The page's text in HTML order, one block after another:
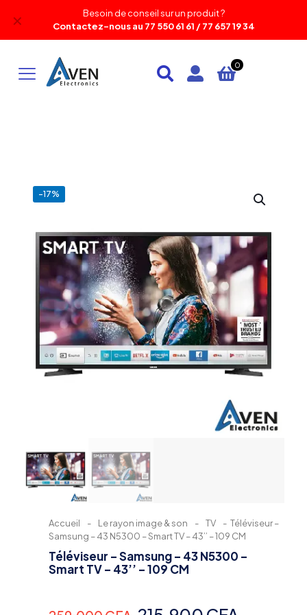
Besoin de conseil sur un produit ?
Contactez-nous au 77 550 61 61 / 77 657 19 34
✕
0
-17%
Accueil - Le rayon image & son - TV - Téléviseur –
Samsung – 43 N5300 – Smart TV – 43’’ – 109 CM
Téléviseur – Samsung – 43 N5300 –
Smart TV – 43’’ – 109 CM